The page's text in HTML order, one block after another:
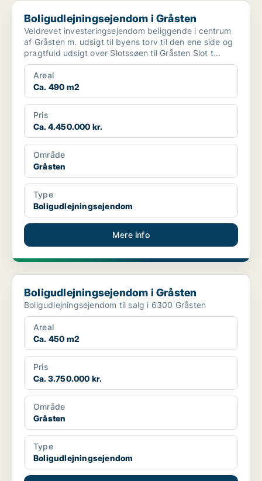
Boligudlejningsejendom i Gråsten
Boligudlejningsejendom i Gråsten
Veldrevet investeringsejendom beliggende i centrum
af Gråsten m. udsigt til byens torv til den ene side og
pragtfuld udsigt over Slotssøen til Gråsten Slot t...
Areal
Ca. 490 m2
Pris
Ca. 4.450.000 kr.
Område
Gråsten
Type
Boligudlejningsejendom
Mere info
Boligudlejningsejendom i Gråsten
Boligudlejningsejendom i Gråsten
Boligudlejningsejendom til salg i 6300 Gråsten
Areal
Ca. 450 m2
Pris
Ca. 3.750.000 kr.
Område
Gråsten
Type
Boligudlejningsejendom